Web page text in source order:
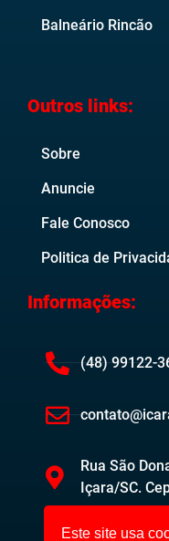
Balneário Rincão
Outros links:
Sobre
Anuncie
Fale Conosco
Politica de
Informações:
(48) 99122-
Rua São
Içara/SC.
Este site usa